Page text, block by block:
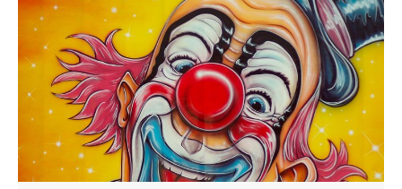
Venez applaudir les artistes, les clowns et autres
funambules.